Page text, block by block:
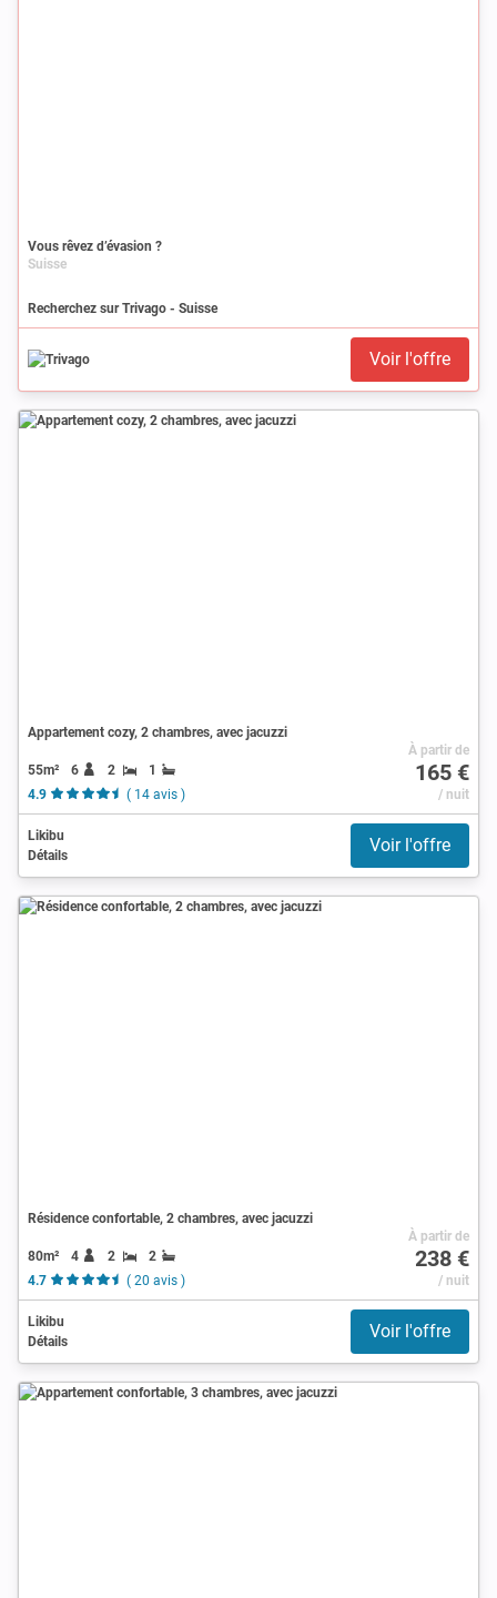
Vous rêvez d’évasion ?
Suisse
Recherchez sur Trivago - Suisse
Voir l'offre
Appartement cozy, 2 chambres, avec jacuzzi
55m² 6 2
1
4.9
( 14 avis )
À partir de
165 €
/ nuit
Likibu
Détails
Voir l'offre
Résidence confortable, 2 chambres, avec jacuzzi
80m² 4 2
2
4.7
( 20 avis )
À partir de
238 €
/ nuit
Likibu
Détails
Voir l'offre